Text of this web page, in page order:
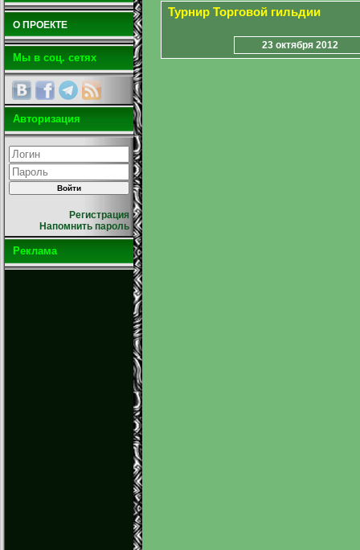
О ПРОЕКТЕ
Мы в соц. сетях
Авторизация
Регистрация
Напомнить пароль
Реклама
Турнир Торговой гильдии
23 октября 2012